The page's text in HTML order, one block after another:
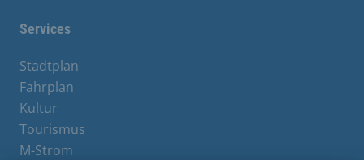
Services
Stadtplan
Fahrplan
Kultur
Tourismus
M-Strom